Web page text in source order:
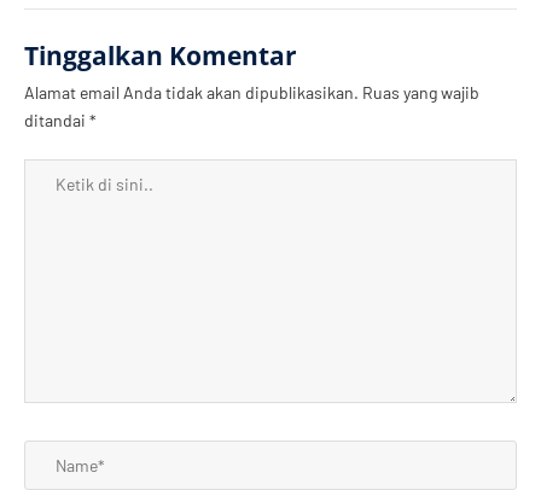
Tinggalkan Komentar
Alamat email Anda tidak akan dipublikasikan. Ruas yang wajib
ditandai *
Ketik
Name*